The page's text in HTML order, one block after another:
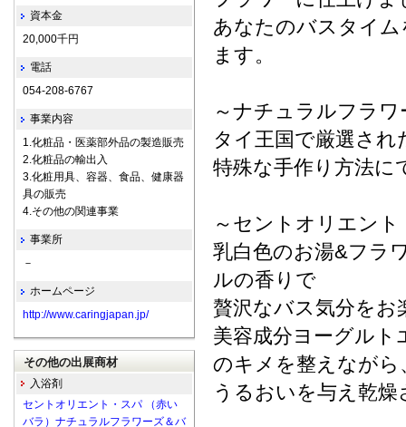
あなたのバスタイ
ます。
～ナチュラルフラワ
タイ王国で厳選さ
特殊な手作り方法に
～セントオリエン
乳白色のお湯&フラ
ルの香りで
贅沢なバス気分を
美容成分ヨーグル
のキメを整えながら
うるおいを与え乾
資本金
20,000千円
電話
054-208-6767
事業内容
1.化粧品・医薬部外品の製造販売
2.化粧品の輸出入
3.化粧用具、容器、食品、健康器
具の販売
4.その他の関連事業
事業所
－
ホームページ
http://www.caringjapan.jp/
その他の出展商材
入浴剤
セントオリエント・スパ （赤い
バラ）ナチュラルフラワーズ＆バ